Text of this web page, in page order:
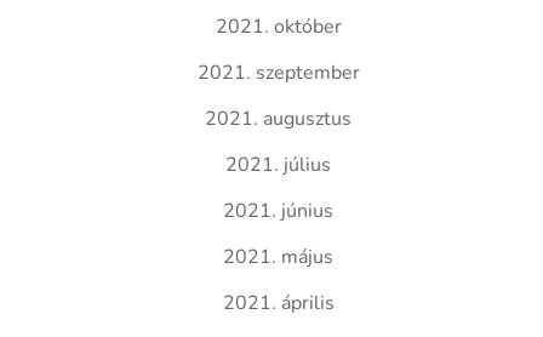
2021. október
2021. szeptember
2021. augusztus
2021. július
2021. június
2021. május
2021. április